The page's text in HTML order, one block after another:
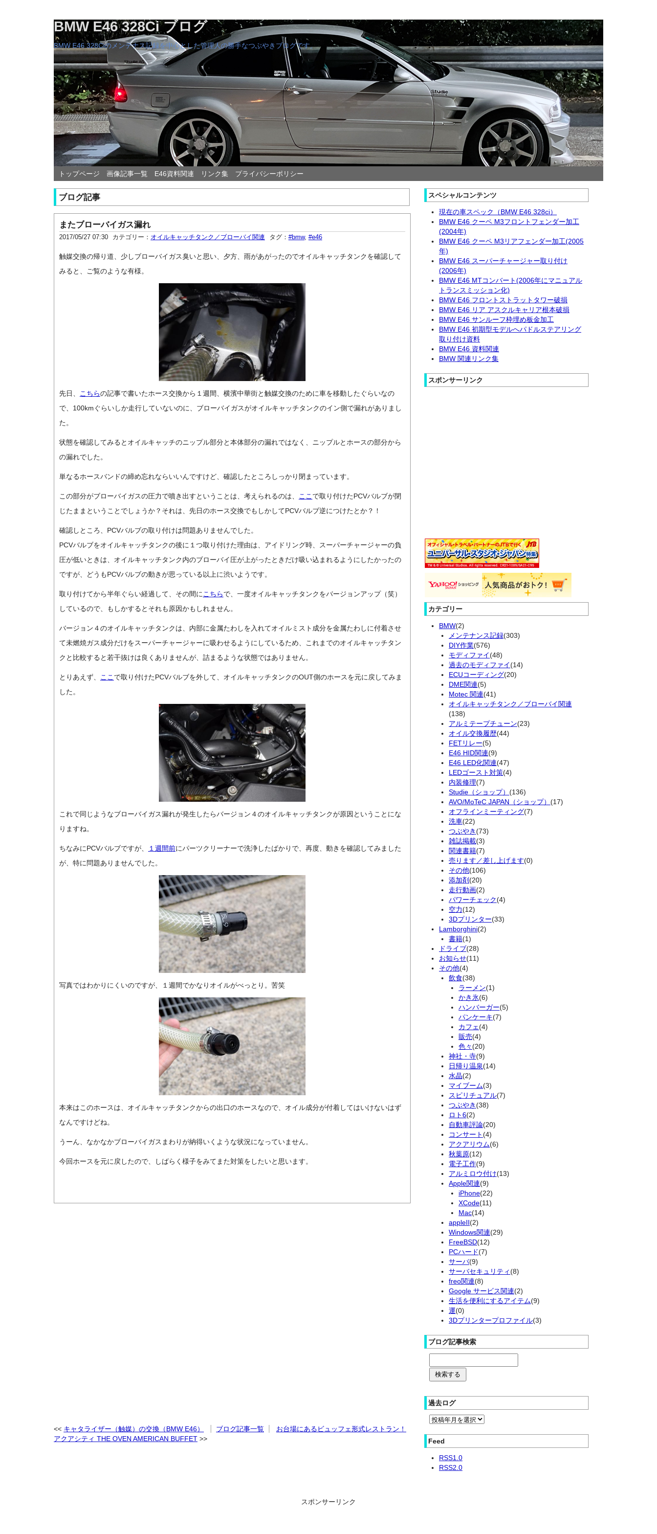
BMW E46 328Ci ブログ
BMW E46 328Ciのメンテナス記録を中心とした管理人の勝手なつぶやきブログです。
トップページ 画像記事一覧 E46資料関連 リンク集 プライバシーポリシー
ブログ記事
またブローバイガス漏れ
2017/05/27 07:30 カテゴリー： オイルキャッチタンク／ブローバイ関連 タグ： #bmw, #e46
触媒交換の帰り道、少しブローバイガス臭いと思い、夕方、雨があがったのでオイルキャッチタンクを確認して
みると、ご覧のような有様。
先日、 こちらの記事で書いたホース交換から１週間、横濱中華街と触媒交換のために車を移動したぐらいなの
で、100kmぐらいしか走行していないのに、ブローバイガスがオイルキャッチタンクのイン側で漏れがありまし
た。
状態を確認してみるとオイルキャッチのニップル部分と本体部分の漏れではなく、ニップルとホースの部分から
の漏れでした。
単なるホースバンドの締め忘れならいいんですけど、確認したところしっかり閉まっています。
この部分がブローバイガスの圧力で噴き出すということは、考えられるのは、 ここ で取り付けたPCVバルブが閉
じたままということでしょうか？それは、先日のホース交換でもしかしてPCVバルブ逆につけたとか？！
確認しところ、PCVバルブの取り付けは問題ありませんでした。
PCVバルブをオイルキャッチタンクの後に１つ取り付けた理由は、アイドリング時、スーパーチャージャーの負
圧が低いときは、オイルキャッチタンク内のブローバイ圧が上がったときだけ吸い込まれるようにしたかったの
ですが、どうもPCVバルブの動きが思っている以上に渋いようです。
取り付けてから半年ぐらい経過して、その間に こちらで、一度オイルキャッチタンクをバージョンアップ（笑）
しているので、もしかするとそれも原因かもしれません。
バージョン４のオイルキャッチタンクは、内部に金属たわしを入れてオイルミスト成分を金属たわしに付着させ
て未燃焼ガス成分だけをスーパーチャージャーに吸わせるようにしているため、これまでのオイルキャッチタン
クと比較すると若干抜けは良くありませんが、詰まるような状態ではありません。
とりあえず、 ここ で取り付けたPCVバルブを外して、オイルキャッチタンクのOUT側のホースを元に戻してみま
した。
これで同じようなブローバイガス漏れが発生したらバージョン４のオイルキャッチタンクが原因ということにな
りますね。
ちなみにPCVバルブですが、 １週間前にパーツクリーナーで洗浄したばかりで、再度、動きを確認してみました
が、特に問題ありませんでした。
写真ではわかりにくいのですが、１週間でかなりオイルがべっとり。苦笑
本来はこのホースは、オイルキャッチタンクからの出口のホースなので、オイル成分が付着してはいけないはず
なんですけどね。
うーん、なかなかブローバイガスまわりが納得いくような状況になっていません。
今回ホースを元に戻したので、しばらく様子をみてまた対策をしたいと思います。
キャタライザー（触媒）の交換（BMW E46） ブログ記事一覧
お台場にあるビュッフェ形式レストラン！
アクアシティ THE OVEN AMERICAN BUFFET
スペシャルコンテンツ
現在の車スペック（BMW E46 328ci）
BMW E46 クーペ M3フロントフェンダー加工
(2004年)
BMW E46 クーペ M3リアフェンダー加工(2005
年)
BMW E46 スーパーチャージャー取り付け
(2006年)
BMW E46 MTコンバート(2006年にマニュアル
トランスミッション化)
BMW E46 フロントストラットタワー破損
BMW E46 リア アスクルキャリア根本破損
BMW E46 サンルーフ枠埋め板金加工
BMW E46 初期型モデルへパドルステアリング
取り付け資料
BMW E46 資料関連
BMW 関連リンク集
スポンサーリンク
カテゴリー
BMW(2)
メンテナンス記録(303)
DIY作業(576)
モディファイ(48)
過去のモディファイ(14)
ECUコーディング(20)
DME関連(5)
Motec 関連(41)
オイルキャッチタンク／ブローバイ関連
(138)
アルミテープチューン(23)
オイル交換履歴(44)
FETリレー(5)
E46 HID関連(9)
E46 LED化関連(47)
LEDゴースト対策(4)
内装修理(7)
Studie（ショップ） (136)
AVO/MoTeC JAPAN（ショップ） (17)
オフラインミーティング(7)
洗車(22)
つぶやき(73)
雑誌掲載(3)
関連書籍(7)
売ります／差し上げます(0)
その他(106)
添加剤(20)
走行動画(2)
パワーチェック(4)
空力(12)
3Dプリンター(33)
Lamborghini(2)
書籍(1)
ドライブ(28)
お知らせ(11)
その他(4)
飲食(38)
ラーメン(1)
かき氷(6)
ハンバーガー(5)
パンケーキ(7)
カフェ(4)
販売(4)
色々(20)
神社・寺(9)
日帰り温泉(14)
水晶(2)
マイブーム(3)
スピリチュアル(7)
つぶやき(38)
ロト6(2)
自動車評論(20)
コンサート(4)
アクアリウム(6)
秋葉原(12)
電子工作(9)
アルミロウ付け(13)
Apple関連(9)
iPhone(22)
XCode(11)
Mac(14)
appleII(2)
Windows関連(29)
FreeBSD(12)
PCハード(7)
サーバ(9)
サーバセキュリティ(8)
freo関連(8)
Google サービス関連(2)
生活を便利にするアイテム(9)
運(0)
3Dプリンタープロファイル(3)
ブログ記事検索
過去ログ
Feed
RSS1.0
RSS2.0
スポンサーリンク